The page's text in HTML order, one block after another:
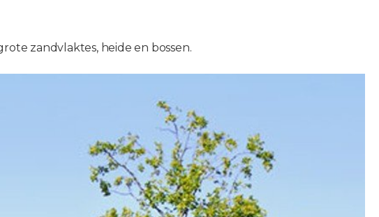
zandvlaktes, heide en bossen.